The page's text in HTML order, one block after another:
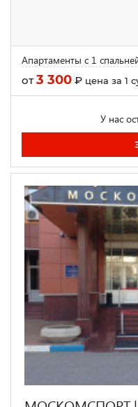
Апартаменты с 1
от3 300 ₽ цена за 1
У нас